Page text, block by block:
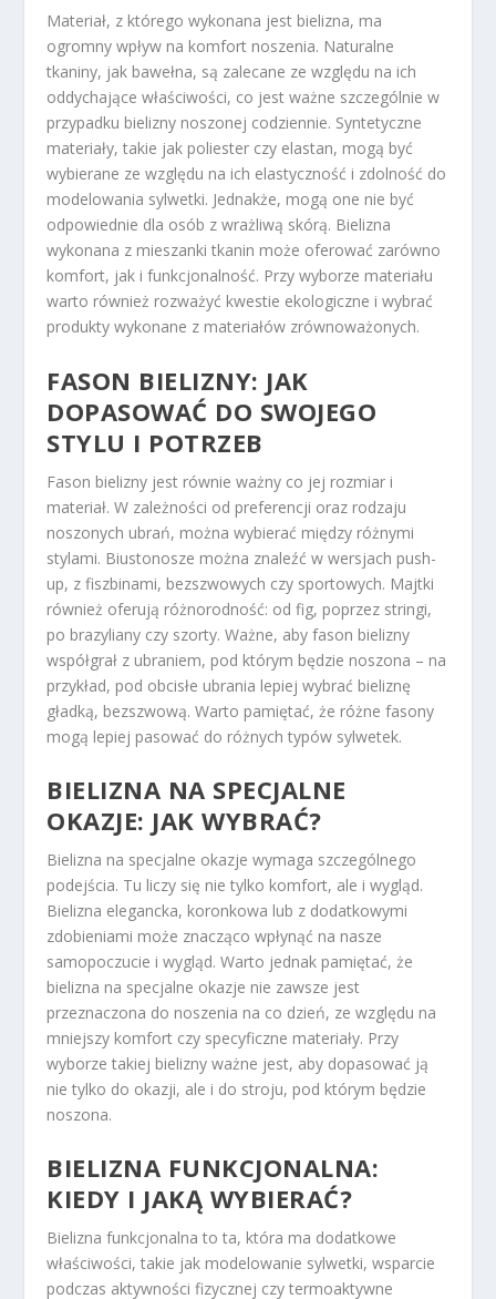
Materiał, z którego wykonana jest bielizna, ma
ogromny wpływ na komfort noszenia. Naturalne
tkaniny, jak bawełna, są zalecane ze względu na ich
oddychające właściwości, co jest ważne szczególnie w
przypadku bielizny noszonej codziennie. Syntetyczne
materiały, takie jak poliester czy elastan, mogą być
wybierane ze względu na ich elastyczność i zdolność do
modelowania sylwetki. Jednakże, mogą one nie być
odpowiednie dla osób z wrażliwą skórą. Bielizna
wykonana z mieszanki tkanin może oferować zarówno
komfort, jak i funkcjonalność. Przy wyborze materiału
warto również rozważyć kwestie ekologiczne i wybrać
produkty wykonane z materiałów zrównoważonych.
FASON BIELIZNY: JAK
DOPASOWAĆ DO SWOJEGO
STYLU I POTRZEB
Fason bielizny jest równie ważny co jej rozmiar i
materiał. W zależności od preferencji oraz rodzaju
noszonych ubrań, można wybierać między różnymi
stylami. Biustonosze można znaleźć w wersjach push-
up, z fiszbinami, bezszwowych czy sportowych. Majtki
również oferują różnorodność: od fig, poprzez stringi,
po brazyliany czy szorty. Ważne, aby fason bielizny
współgrał z ubraniem, pod którym będzie noszona – na
przykład, pod obcisłe ubrania lepiej wybrać bieliznę
gładką, bezszwową. Warto pamiętać, że różne fasony
mogą lepiej pasować do różnych typów sylwetek.
BIELIZNA NA SPECJALNE
OKAZJE: JAK WYBRAĆ?
Bielizna na specjalne okazje wymaga szczególnego
podejścia. Tu liczy się nie tylko komfort, ale i wygląd.
Bielizna elegancka, koronkowa lub z dodatkowymi
zdobieniami może znacząco wpłynąć na nasze
samopoczucie i wygląd. Warto jednak pamiętać, że
bielizna na specjalne okazje nie zawsze jest
przeznaczona do noszenia na co dzień, ze względu na
mniejszy komfort czy specyficzne materiały. Przy
wyborze takiej bielizny ważne jest, aby dopasować ją
nie tylko do okazji, ale i do stroju, pod którym będzie
noszona.
BIELIZNA FUNKCJONALNA:
KIEDY I JAKĄ WYBIERAĆ?
Bielizna funkcjonalna to ta, która ma dodatkowe
właściwości, takie jak modelowanie sylwetki, wsparcie
podczas aktywności fizycznej czy termoaktywne